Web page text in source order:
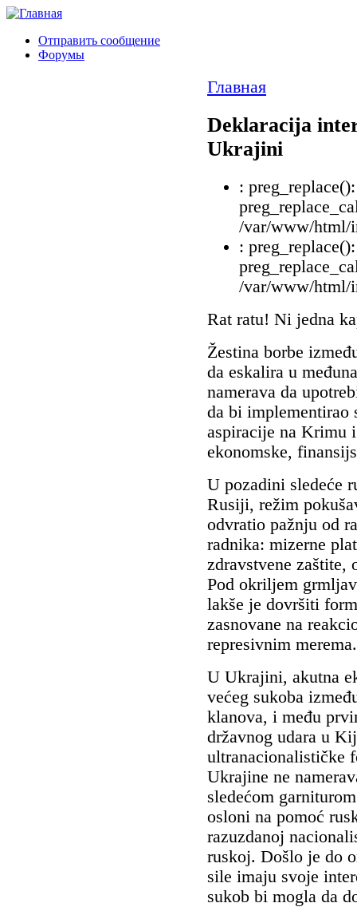
Отправить сообщение
Форумы
Главная
Deklaracija
Ukrajini
:
/var/www/html/
:
/var/www/html/
Rat ratu! Ni jedna
Žestina borbe
da eskalira u
namerava da
da bi implementirao
aspiracije na Krimu
ekonomske,
U pozadini sledeće
Rusiji, režim
odvratio pažnju od
radnika: mizerne
zdravstvene zaštite,
Pod okriljem
lakše je dovršiti
zasnovane na
represivnim merema.
U Ukrajini, akutna
većeg sukoba
klanova, i među
državnog udara u
ultranacionalističke
Ukrajine ne
sledećom
osloni na pomoć
razuzdanoj
ruskoj. Došlo je do
sile imaju svoje
sukob bi mogla da